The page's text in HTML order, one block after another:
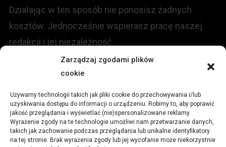
Zarządzaj zgodami plików
cookie
Używamy technologii takich jak pliki cookie do przechowywania i/lub
uzyskiwania dostępu do informacji o urządzeniu. Robimy to, aby poprawić
jakość przeglądania i wyświetlać (nie)spersonalizowane reklamy.
Wyrażenie zgody na te technologie umożliwi nam przetwarzanie danych,
takich jak zachowanie podczas przeglądania lub unikalne identyfikatory
na tej stronie. Brak wyrażenia zgody lub jej wycofanie może niekorzystnie
Działając w ten sposób nie ponosisz żadnych
kosztów. Jednocześnie wspierasz pracę naszej
redakcji i jej niezależność.
Redakcja portalu:
ul.Stara 13, 42-600 Tarnowskie Góry